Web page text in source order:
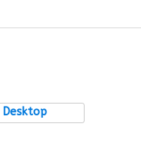
Desktop